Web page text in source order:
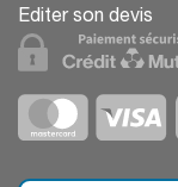
Editer son devis